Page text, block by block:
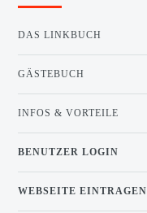
DAS LINKBUCH
GÄSTEBUCH
INFOS & VORTEILE
BENUTZER LOGIN
WEBSEITE EINTRAGEN